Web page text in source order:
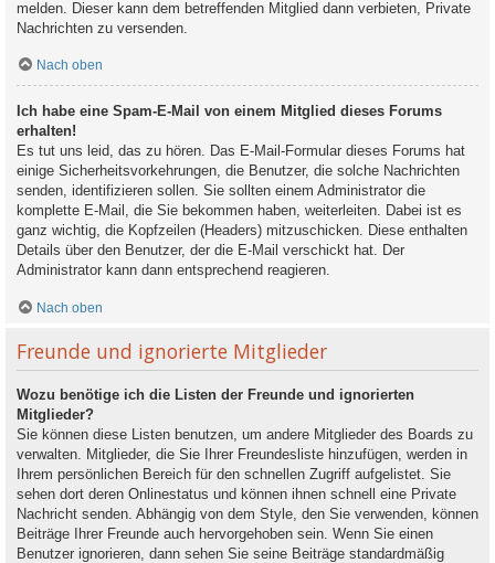
melden. Dieser kann dem betreffenden Mitglied dann verbieten, Private
Nachrichten zu versenden.
Nach oben
Ich habe eine Spam-E-Mail von einem Mitglied dieses Forums
erhalten!
Es tut uns leid, das zu hören. Das E-Mail-Formular dieses Forums hat
einige Sicherheitsvorkehrungen, die Benutzer, die solche Nachrichten
senden, identifizieren sollen. Sie sollten einem Administrator die
komplette E-Mail, die Sie bekommen haben, weiterleiten. Dabei ist es
ganz wichtig, die Kopfzeilen (Headers) mitzuschicken. Diese enthalten
Details über den Benutzer, der die E-Mail verschickt hat. Der
Administrator kann dann entsprechend reagieren.
Nach oben
Freunde und ignorierte Mitglieder
Wozu benötige ich die Listen der Freunde und ignorierten
Mitglieder?
Sie können diese Listen benutzen, um andere Mitglieder des Boards zu
verwalten. Mitglieder, die Sie Ihrer Freundesliste hinzufügen, werden in
Ihrem persönlichen Bereich für den schnellen Zugriff aufgelistet. Sie
sehen dort deren Onlinestatus und können ihnen schnell eine Private
Nachricht senden. Abhängig von dem Style, den Sie verwenden, können
Beiträge Ihrer Freunde auch hervorgehoben sein. Wenn Sie einen
Benutzer ignorieren, dann sehen Sie seine Beiträge standardmäßig